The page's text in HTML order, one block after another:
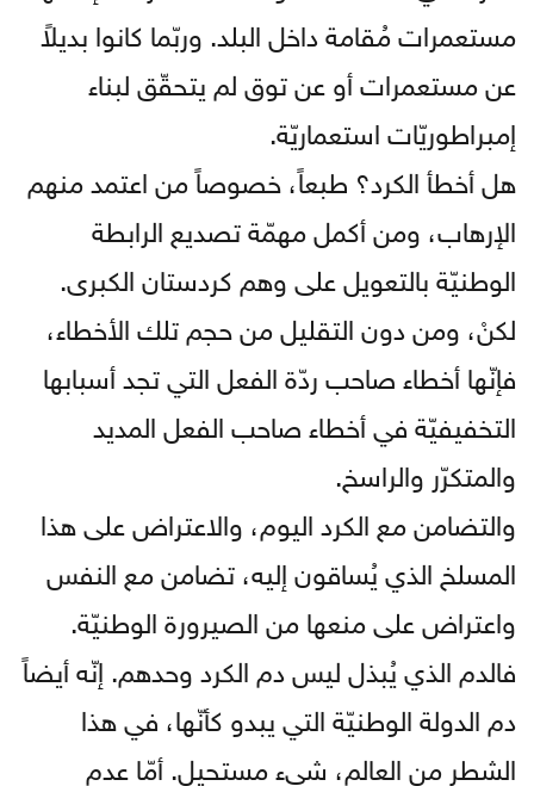
مستعمرات مُقامة داخل البلد. وربّما كانوا بديلاً
عن مستعمرات أو عن توق لم يتحقّق لبناء
إمبراطوريّات استعماريّة.
هل أخطأ الكرد؟ طبعاً، خصوصاً من اعتمد منهم
الإرهاب، ومن أكمل مهمّة تصديع الرابطة
الوطنيّة بالتعويل على وهم كردستان الكبرى.
لكنْ، ومن دون التقليل من حجم تلك الأخطاء،
فإنّها أخطاء صاحب ردّة الفعل التي تجد أسبابها
التخفيفيّة في أخطاء صاحب الفعل المديد
والمتكرّر والراسخ.
والتضامن مع الكرد اليوم، والاعتراض على هذا
المسلخ الذي يُساقون إليه، تضامن مع النفس
واعتراض على منعها من الصيرورة الوطنيّة.
فالدم الذي يُبذل ليس دم الكرد وحدهم. إنّه أيضاً
دم الدولة الوطنيّة التي يبدو كأنّها، في هذا
الشطر من العالم، شيء مستحيل. أمّا عدم